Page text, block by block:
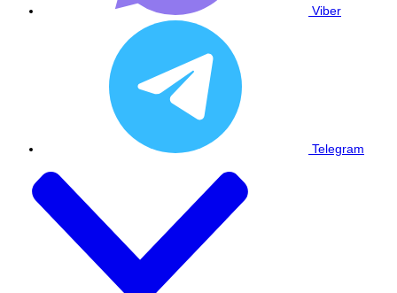
Viber
Telegram